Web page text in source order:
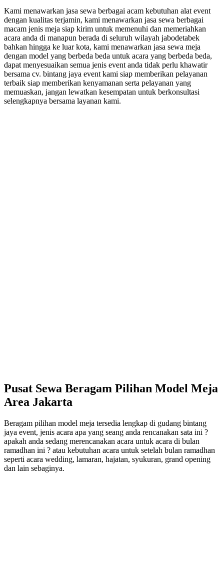
Kami menawarkan jasa sewa berbagai acam kebutuhan alat event
dengan kualitas terjamin, kami menawarkan jasa sewa berbagai
macam jenis meja siap kirim untuk memenuhi dan memeriahkan
acara anda di manapun berada di seluruh wilayah jabodetabek
bahkan hingga ke luar kota, kami menawarkan jasa sewa meja
dengan model yang berbeda beda untuk acara yang berbeda beda,
dapat menyesuaikan semua jenis event anda tidak perlu khawatir
bersama cv. bintang jaya event kami siap memberikan pelayanan
terbaik siap memberikan kenyamanan serta pelayanan yang
memuaskan, jangan lewatkan kesempatan untuk berkonsultasi
selengkapnya bersama layanan kami.
Pusat Sewa Beragam Pilihan Model Meja
Area Jakarta
Beragam pilihan model meja tersedia lengkap di gudang bintang
jaya event, jenis acara apa yang seang anda rencanakan sata ini ?
apakah anda sedang merencanakan acara untuk acara di bulan
ramadhan ini ? atau kebutuhan acara untuk setelah bulan ramadhan
seperti acara wedding, lamaran, hajatan, syukuran, grand opening
dan lain sebaginya.